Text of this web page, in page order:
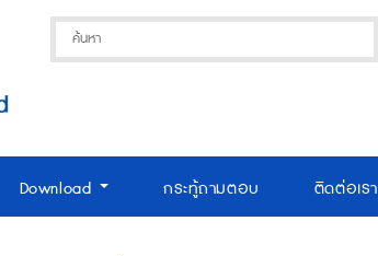
Download กระทู้ถามตอบ ติดต่อเรา